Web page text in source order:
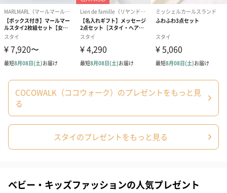
スタイ（ブルー）
（2,310円）
ソックス（ピンク）
（1,650円）
（1,650円）
生花
生花のブーケを同梱します。
※9-15時にご注文いただく場合、最短のお届け可能日が通常より
も1日遅くなります。
COCOWALK（ココウォーク）のプレゼントをもっと見
る
スタイのプレゼントをもっと見る
ベビー・キッズファッションの人気プレゼント